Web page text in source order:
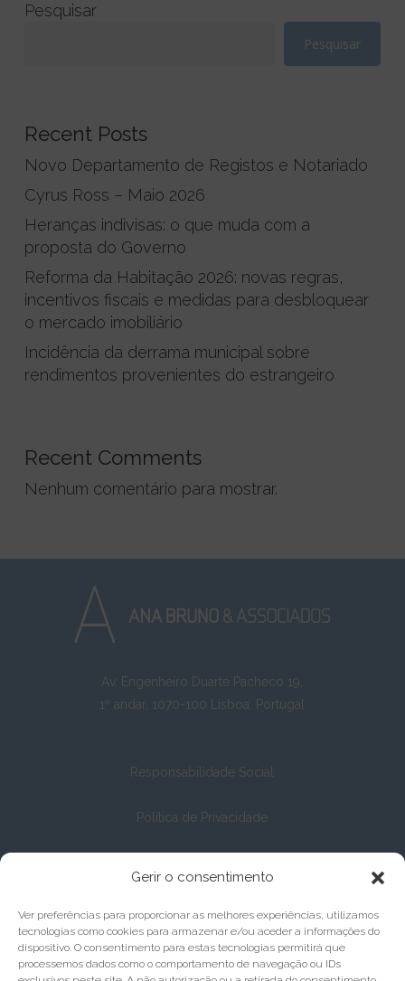
Gerir o consentimento
Ver preferências para proporcionar as melhores experiências, utilizamos
tecnologias como cookies para armazenar e/ou aceder a informações do
dispositivo. O consentimento para estas tecnologias permitirá que
processemos dados como o comportamento de navegação ou IDs
Pesquisar
Pesquisar
Recent Posts
Novo Departamento de Registos e Notariado
Cyrus Ross – Maio 2026
Heranças indivisas: o que muda com a
proposta do Governo
Reforma da Habitação 2026: novas regras,
incentivos fiscais e medidas para desbloquear
o mercado imobiliário
Incidência da derrama municipal sobre
rendimentos provenientes do estrangeiro
Recent Comments
Nenhum comentário para mostrar.
Av. Engenheiro Duarte Pacheco 19,
1º andar, 1070-100 Lisboa, Portugal
Responsabilidade Social
Política de Privacidade